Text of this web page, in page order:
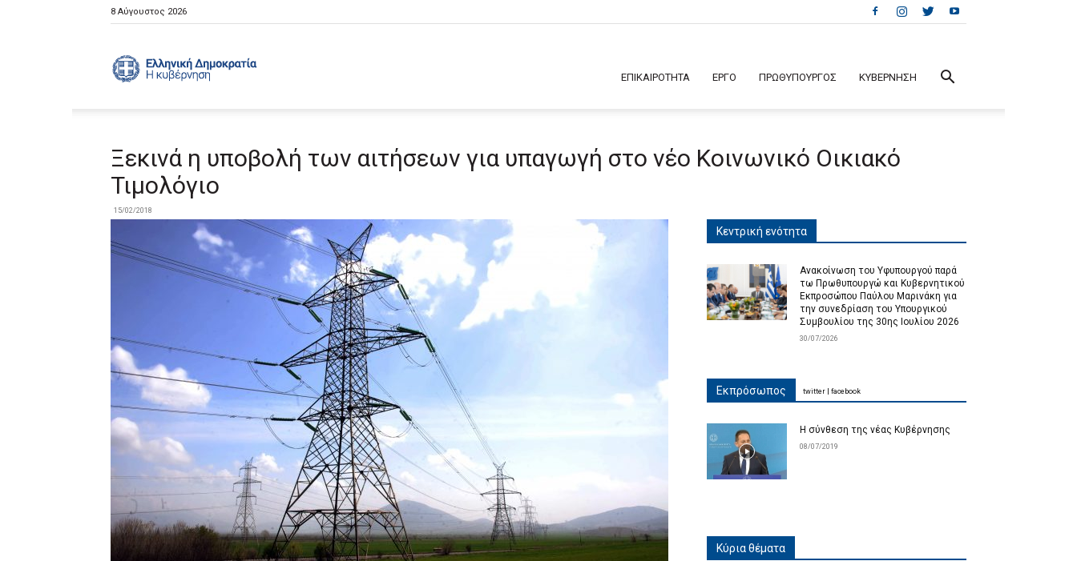
8 Αύγουστος 2026
Κυβέρνηση
ΕΠΙΚΑΙΡΟΤΗΤΑ ΕΡΓΟ ΠΡΩΘΥΠΟΥΡΓΟΣ ΚΥΒΕΡΝΗΣΗ
Ξεκινά η υποβολή των αιτήσεων για υπαγωγή στο νέο Κοινωνικό Οικιακό
Τιμολόγιο
15/02/2018
Κεντρική ενότητα
Ανακοίνωση του Υφυπουργού παρά
τω Πρωθυπουργώ και Κυβερνητικού
Εκπροσώπου Παύλου Μαρινάκη για
την συνεδρίαση του Υπουργικού
Συμβουλίου της 30ης Ιουλίου 2026
30/07/2026
Εκπρόσωπος
Η σύνθεση της νέας Κυβέρνησης
08/07/2019
twitter facebook
Κύρια θέματα